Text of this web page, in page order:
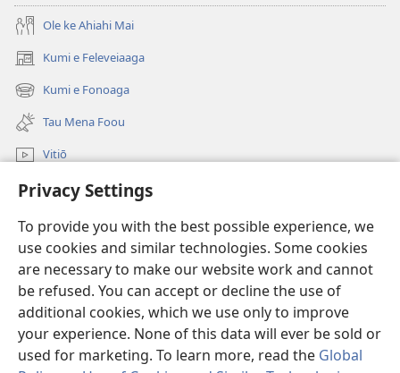
Privacy Settings
To provide you with the best possible experience, we
use cookies and similar technologies. Some cookies
are necessary to make our website work and cannot
be refused. You can accept or decline the use of
additional cookies, which we use only to improve
your experience. None of this data will ever be sold or
used for marketing. To learn more, read the Global
Ole ke Ahiahi Mai
Kumi e Feleveiaaga
(opens
new
window)
Kumi e Fonoaga
(opens
new
window)
Tau Mena Foou
Vitiō
Kumi
Tau Mena Fakaalofa
(opens
new
window)Kolo Toko he FATATOHI INITANETE™
(opens
new
window)JW Hub ®
(opens
new
window)